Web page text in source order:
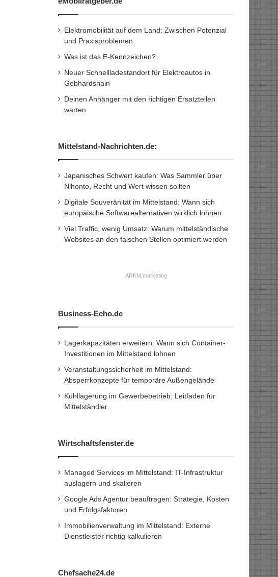
Elektromobilität auf dem Land: Zwischen Potenzial
und Praxisproblemen
Was ist das E-Kennzeichen?
Neuer Schnellladestandort für Elektroautos in
Gebhardshain
Deinen Anhänger mit den richtigen Ersatzteilen
warten
Mittelstand-Nachrichten.de:
Japanisches Schwert kaufen: Was Sammler über
Nihonto, Recht und Wert wissen sollten
Digitale Souveränität im Mittelstand: Wann sich
europäische Softwarealternativen wirklich lohnen
Viel Traffic, wenig Umsatz: Warum mittelständische
Websites an den falschen Stellen optimiert werden
ARKM.marketing
Business-Echo.de
Lagerkapazitäten erweitern: Wann sich Container-
Investitionen im Mittelstand lohnen
Veranstaltungssicherheit im Mittelstand:
Absperrkonzepte für temporäre Außengelände
Kühllagerung im Gewerbebetrieb: Leitfaden für
Mittelständler
Wirtschaftsfenster.de
Managed Services im Mittelstand: IT-Infrastruktur
auslagern und skalieren
Google Ads Agentur beauftragen: Strategie, Kosten
und Erfolgsfaktoren
Immobilienverwaltung im Mittelstand: Externe
Dienstleister richtig kalkulieren
Chefsache24.de